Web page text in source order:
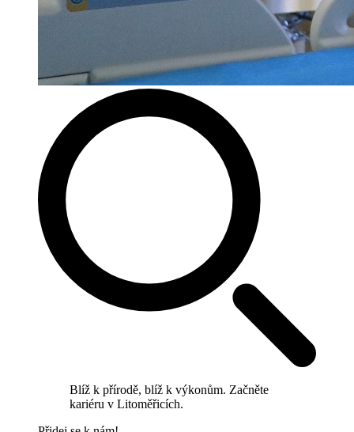
Blíž k přírodě, blíž k výkonům. Začněte
kariéru v Litoměřicích.